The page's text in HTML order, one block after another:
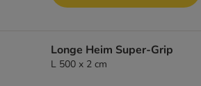
Longe Heim Super-Grip
L 500 x 2 cm